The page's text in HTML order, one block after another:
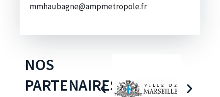
mmhaubagne@ampmetropole.fr
NOS
PARTENAIRES